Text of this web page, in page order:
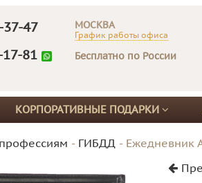
47 МОСКВА
График работы офиса
81 Бесплатно по России
КОРПОРАТИВНЫЕ ПОДАРКИ
- ГИБДД - Ежедневник